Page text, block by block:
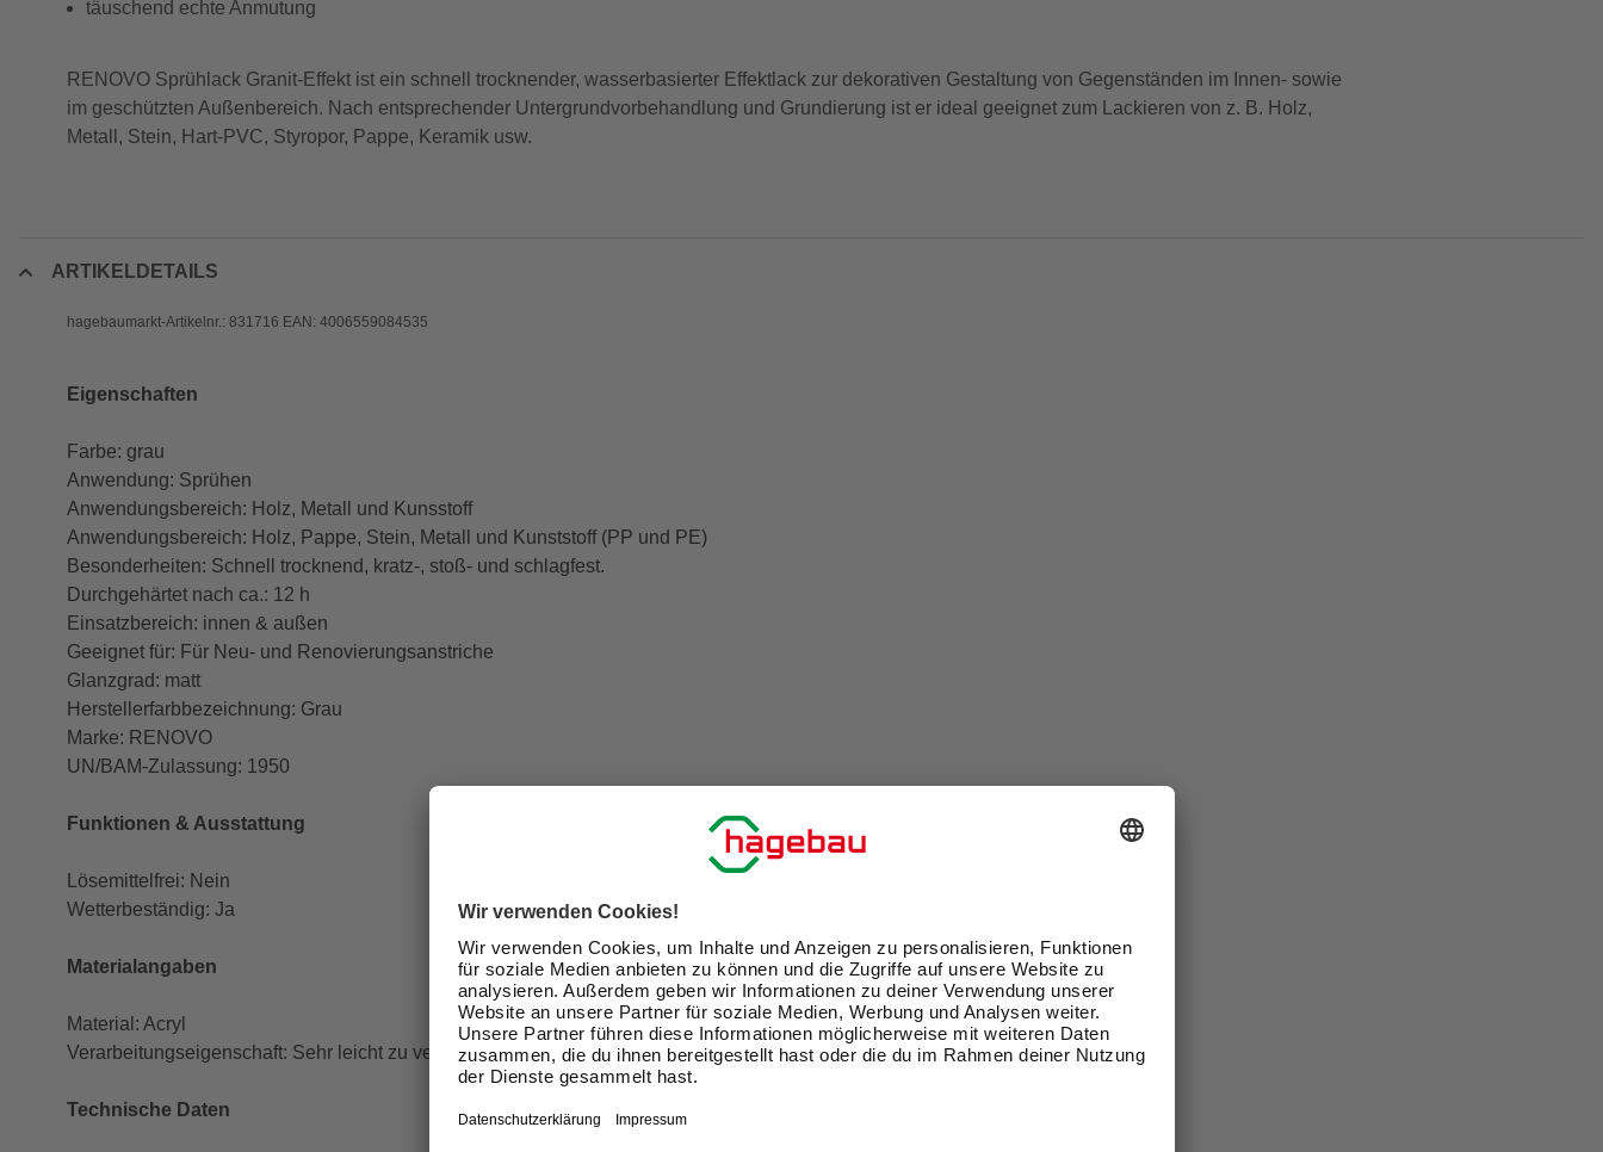
täuschend echte Anmutung
RENOVO Sprühlack Granit-Effekt ist ein schnell trocknender, wasserbasierter Effektlack zur dekorativen Gestaltung von Gegenständen im Innen- sowie
im geschützten Außenbereich. Nach entsprechender Untergrundvorbehandlung und Grundierung ist er ideal geeignet zum Lackieren von z. B. Holz,
Metall, Stein, Hart-PVC, Styropor, Pappe, Keramik usw.
ARTIKELDETAILS
hagebaumarkt-Artikelnr.: 831716 EAN: 4006559084535
Eigenschaften
Farbe: grau
Anwendung: Sprühen
Anwendungsbereich: Holz, Metall und Kunsstoff
Anwendungsbereich: Holz, Pappe, Stein, Metall und Kunststoff (PP und PE)
Besonderheiten: Schnell trocknend, kratz-, stoß- und schlagfest.
Durchgehärtet nach ca.: 12 h
Einsatzbereich: innen & außen
Geeignet für: Für Neu- und Renovierungsanstriche
Glanzgrad: matt
Herstellerfarbbezeichnung: Grau
Marke: RENOVO
UN/BAM-Zulassung: 1950
Funktionen & Ausstattung
Lösemittelfrei: Nein
Wetterbeständig: Ja
Materialangaben
Material: Acryl
Verarbeitungseigenschaft: Sehr leicht zu verarbeiten
Technische Daten